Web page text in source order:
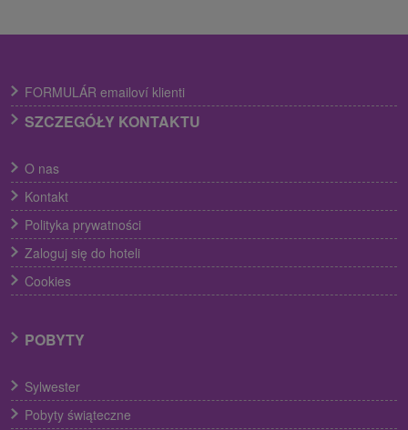
FORMULÁR emailoví klienti
SZCZEGÓŁY KONTAKTU
O nas
Kontakt
Polityka prywatności
Zaloguj się do hoteli
Cookies
POBYTY
Sylwester
Pobyty świąteczne